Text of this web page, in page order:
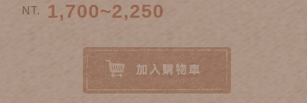
NT. 1,700~2,250